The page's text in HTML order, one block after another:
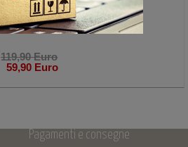
119,90 Euro
59,90 Euro
Pagamenti e consegne